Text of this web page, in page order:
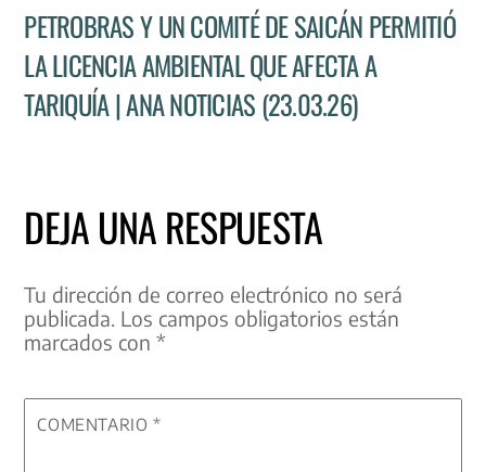
PETROBRAS Y UN COMITÉ DE SAICÁN PERMITIÓ
LA LICENCIA AMBIENTAL QUE AFECTA A
TARIQUÍA | ANA NOTICIAS (23.03.26)
DEJA UNA RESPUESTA
Tu dirección de correo electrónico no será
publicada. Los campos obligatorios están
marcados con*
COMENTARIO*